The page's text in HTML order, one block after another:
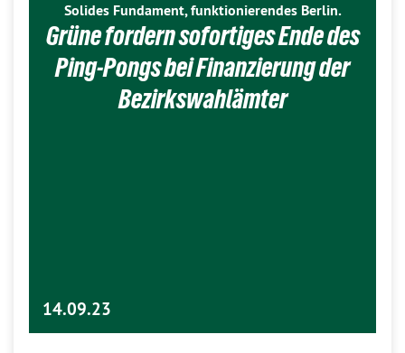
Solides Fundament, funktionierendes Berlin.
Grüne fordern sofortiges Ende des
Ping-Pongs bei Finanzierung der
Bezirkswahlämter
14.09.23